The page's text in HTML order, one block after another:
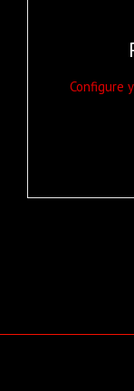
Configure